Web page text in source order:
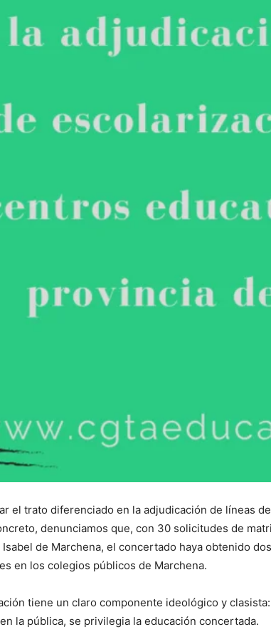
el trato diferenciado en la adjudicación de líneas
denunciamos que, con 30 solicitudes de
de Marchena, el concertado haya obtenido
en los colegios públicos de Marchena.
tiene un claro componente ideológico y
la pública, se privilegia la educación concertada.